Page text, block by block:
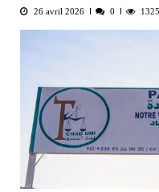
26 avril 2026 0 1325